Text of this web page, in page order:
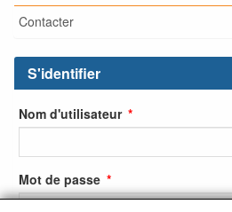
Contacter
S'identifier
Nom d'utilisateur
Mot de passe